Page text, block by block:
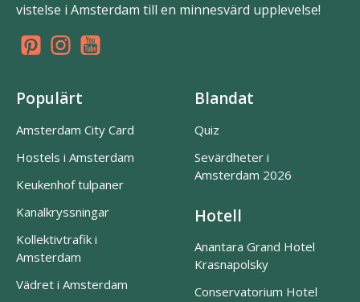
vistelse i Amsterdam till en minnesvärd upplevelse!
Populärt
Amsterdam City Card
Hostels i Amsterdam
Keukenhof tulpaner
Kanalkryssningar
Kollektivtrafik i
Amsterdam
Vädret i Amsterdam
Blandat
Quiz
Sevärdheter i
Amsterdam 2026
Hotell
Anantara Grand Hotel
Krasnapolsky
Conservatorium Hotel